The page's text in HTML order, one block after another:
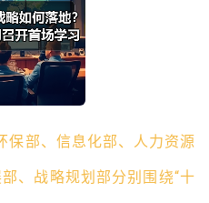
保部、信息化部、人力资源
、战略规划部分别围绕“十